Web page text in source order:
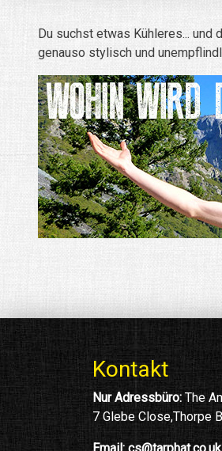
Du suchst etwas Kühleres... und
genauso stylisch und
Kontakt
Nur Adressbüro: The
7 Glebe Close,Thorpe